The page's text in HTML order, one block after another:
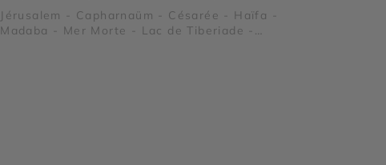
Jérusalem - Capharnaüm - Césarée - Haïfa -
Madaba - Mer Morte - Lac de Tiberiade -